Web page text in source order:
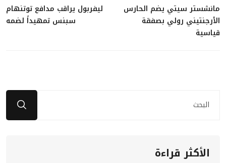
مانشستر سيتي يضم الحارس
الأرجنتيني رولي بصفقة
قياسية
ليفربول يراقب مدافع توتنهام
سبنس تمهيداً لضمه
الأكثر قراءة